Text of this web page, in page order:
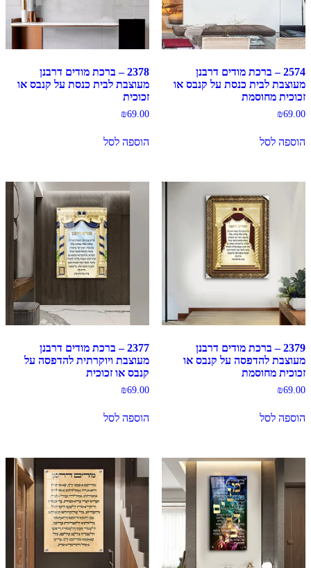
2574 – ברכת מודים דרבנן
מעוצבת לבית כנסת על קנבס או
זכוכית מחוסמת
₪69.00
הוספה לסל
2378 – ברכת מודים דרבנן
מעוצבת לבית כנסת על קנבס או
זכוכית
₪69.00
הוספה לסל
2379 – ברכת מודים דרבנן
מעוצבת להדפסה על קנבס או
זכוכית מחוסמת
₪69.00
הוספה לסל
2377 – ברכת מודים דרבנן
מעוצבת ויוקרתית להדפסה על
קנבס או זכוכית
₪69.00
הוספה לסל